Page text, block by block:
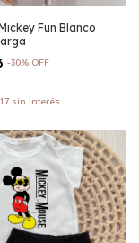
Fun Blanco
-30% OFF
sin interés